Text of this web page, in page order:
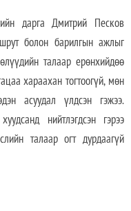
дарга Дмитрий Песков
болон барилгын ажлыг
талаар ерөнхийдөө
хараахан тогтоогүй, мөн
асуудал үлдсэн гэжээ.
нийтлэгдсэн гэрээ
талаар огт дурдаагүй